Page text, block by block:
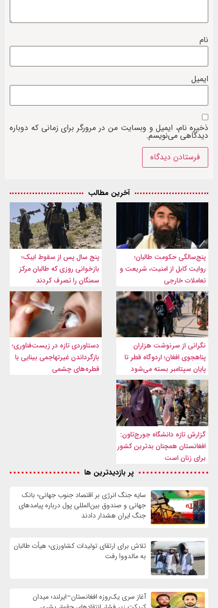
نام
ایمیل
ذخیره نام، ایمیل و وبسایت من در مرورگر برای زمانی که دوباره
دیدگاهی می‌نویسم.
آخرین مطالب
پنج‌سالگی حکومت طالبان؛
روایت کابل از امنیت، شریعت و
تعاملات خارجی
پنج سال پس از سقوط ایبک؛
بازخوانی روزی که طالبان مرکز
سمنگان را تصرف کردند
نگرانی از سرنوشت هزاران
پناهجوی افغان؛ اردوگاه قطر تا
پایان سپتامبر بسته می‌شود
دستاوردی تازه در زیست‌فناوری؛
بازگرداندن غیرتهاجمی بینایی با
قطره‌های چشمی
گزارش تازه دانشگاه جورج‌تاون:
افغانستان همچنان بدترین کشور
برای زنان است
پر بازدیدترین ها
سایه جنگ انرژی بر اقتصاد جنوب جهانی؛ بانک
جهانی و صندوق بین‌المللی پول درباره پیامدهای
جنگ ایران هشدار دادند
تلاش برای ارتقای تولیدات کشاورزی؛ هیأت طالبان
به مالدووا رفت
آغاز سری یک‌روزه افغانستان–ایرلند؛ میدان